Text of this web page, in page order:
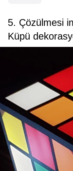
5. Çözülmesi
Küpü